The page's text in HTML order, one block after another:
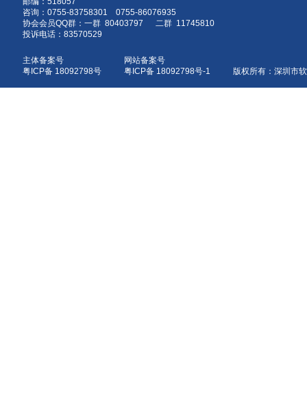
咨询：0755-83758301 0755-86076935
协会会员QQ群：一群 80403797 二群 11745810
投诉电话：83570529
主体备案号
粤ICP备 18092798号
网站备案号
粤ICP备 18092798号-1 版权所有：深圳市软